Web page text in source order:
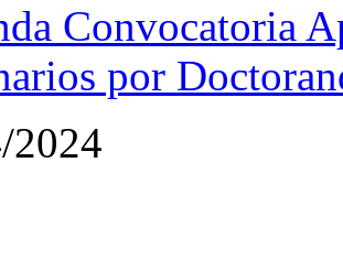
Convocatoria
por
2024